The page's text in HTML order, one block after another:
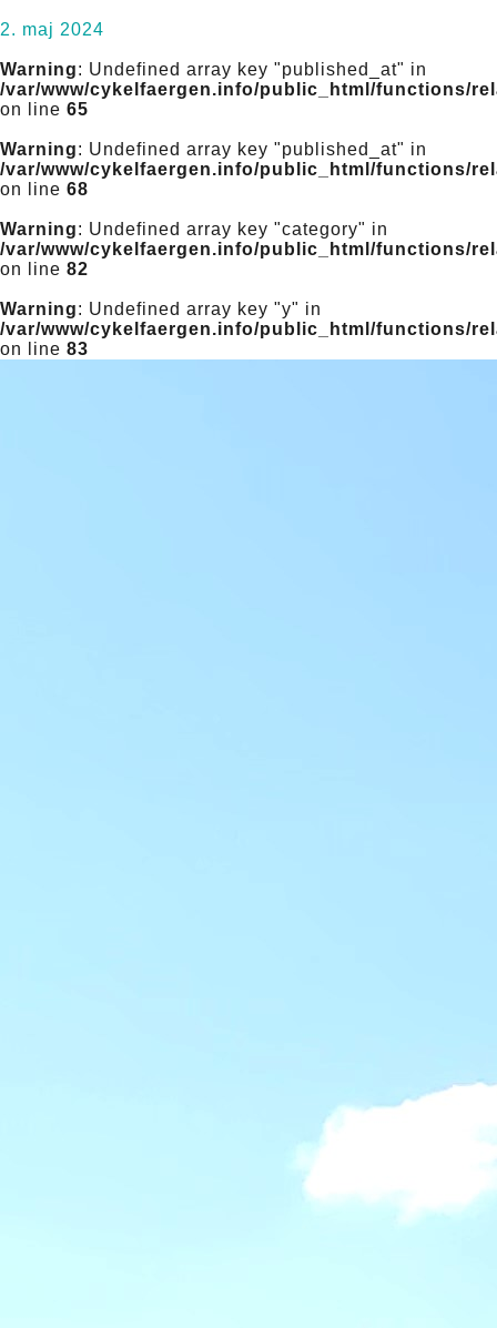
2. maj 2024
Warning: Undefined array key "published_at" in
/var/www/cykelfaergen.info/public_html/functions/
on line 65
Warning: Undefined array key "published_at" in
/var/www/cykelfaergen.info/public_html/functions/
on line 68
Warning: Undefined array key "category" in
/var/www/cykelfaergen.info/public_html/functions/
on line 82
Warning: Undefined array key "y" in
/var/www/cykelfaergen.info/public_html/functions/
on line 83